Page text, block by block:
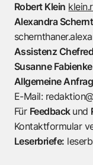
Robert Klein
Alexandra
Assistenz
Susanne Fabienke
Allgemeine
E-Mail:
Für Feedback und
Kontaktformular
Leserbriefe: